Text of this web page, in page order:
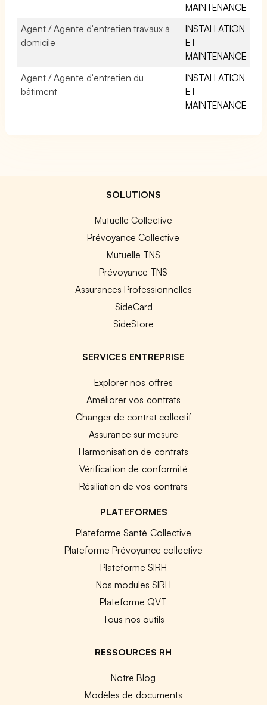
MAINTENANCE
Agent / Agente d'entretien travaux à
domicile
INSTALLATION
ET
MAINTENANCE
Agent / Agente d'entretien du
bâtiment
INSTALLATION
ET
MAINTENANCE
SOLUTIONS
Mutuelle Collective
Prévoyance Collective
Mutuelle TNS
Prévoyance TNS
Assurances Professionnelles
SideCard
SideStore
SERVICES ENTREPRISE
Explorer nos offres
Améliorer vos contrats
Changer de contrat collectif
Assurance sur mesure
Harmonisation de contrats
Vérification de conformité
Résiliation de vos contrats
PLATEFORMES
Plateforme Santé Collective
Plateforme Prévoyance collective
Plateforme SIRH
Nos modules SIRH
Plateforme QVT
Tous nos outils
RESSOURCES RH
Notre Blog
Modèles de documents